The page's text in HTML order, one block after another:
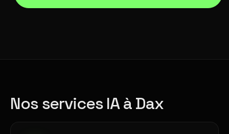
Nos services IA à Dax